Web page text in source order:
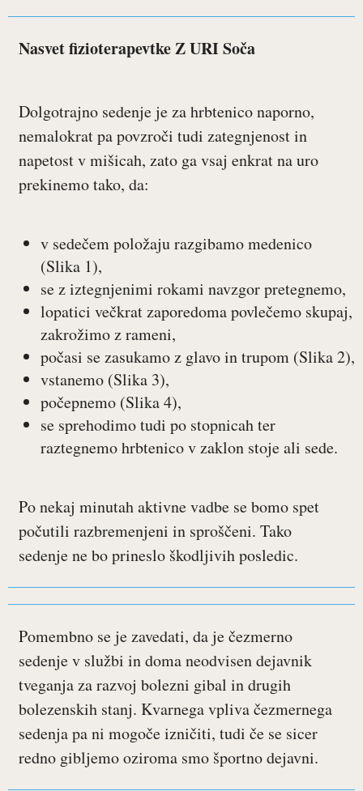
Nasvet fizioterapevtke Z URI Soča
Dolgotrajno sedenje je za hrbtenico naporno,
nemalokrat pa povzroči tudi zategnjenost in
napetost v mišicah, zato ga vsaj enkrat na uro
prekinemo tako, da:
v sedečem položaju razgibamo medenico
(Slika 1),
se z iztegnjenimi rokami navzgor pretegnemo,
lopatici večkrat zaporedoma povlečemo skupaj,
zakrožimo z rameni,
počasi se zasukamo z glavo in trupom (Slika 2),
vstanemo (Slika 3),
počepnemo (Slika 4),
se sprehodimo tudi po stopnicah ter
raztegnemo hrbtenico v zaklon stoje ali sede.
Po nekaj minutah aktivne vadbe se bomo spet
počutili razbremenjeni in sproščeni. Tako
sedenje ne bo prineslo škodljivih posledic.
Pomembno se je zavedati, da je čezmerno
sedenje v službi in doma neodvisen dejavnik
tveganja za razvoj bolezni gibal in drugih
bolezenskih stanj. Kvarnega vpliva čezmernega
sedenja pa ni mogoče izničiti, tudi če se sicer
redno gibljemo oziroma smo športno dejavni.